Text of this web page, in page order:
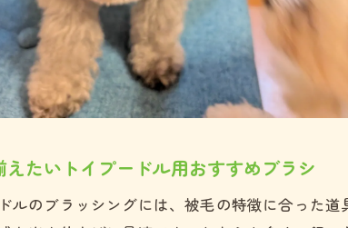
毛玉を
適切なブラ
トイプ
トイプ
ふわ
えたいトイプードル用おすすめブラシ
ルのブラッシングには、被毛の特徴に合った